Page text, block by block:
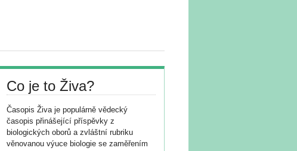
Co je to Živa?
Časopis Živa je populárně vědecký
časopis přinášející příspěvky z
biologických oborů a zvláštní rubriku
věnovanou výuce biologie se zaměřením